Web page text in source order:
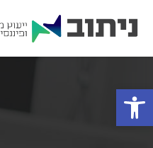
פתח סרגל נגישות